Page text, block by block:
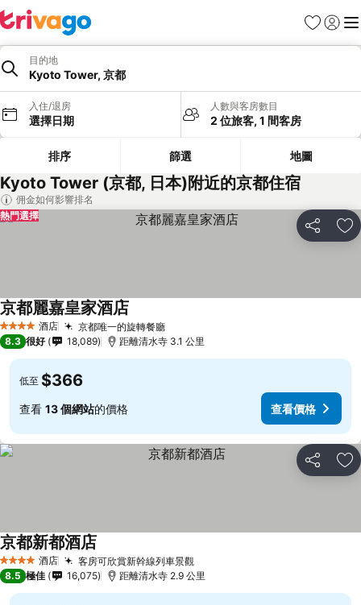
收藏夾
登入 選
目的地
Kyoto Tower, 京都
入住/退房
選擇日期
人數與客房數目
2 位旅客, 1 間客房
排序 篩選 地圖
Kyoto Tower (京都, 日本)附近的京都住宿
佣金如何影響排名
分享 放
熱門選擇
4 星級 酒店 京都唯一的旋轉餐廳
京都麗嘉皇家酒店
8.3 很好 18,089 距離清水寺 3.1 公里
低至 $366
查看 13 個網站的價格 查看價格
分享 放
4 星級 酒店 客房可欣賞新幹線列車景觀
京都新都酒店
8.5 極佳 16,075 距離清水寺 2.9 公里